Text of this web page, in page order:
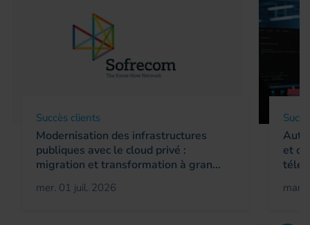
Succès clients
Modernisation des infrastructures
publiques avec le cloud privé :
migration et transformation à gran...
mer. 01 juil. 2026
et
mar.